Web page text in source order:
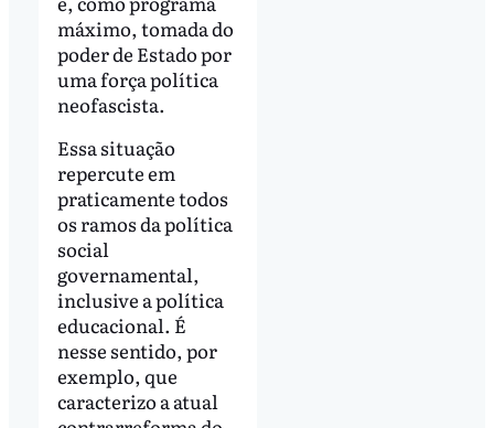
máximo, tomada do
poder de Estado por
uma força política
neofascista.
Essa situação
repercute em
praticamente todos
os ramos da política
social
governamental,
inclusive a política
educacional. É
nesse sentido, por
exemplo, que
caracterizo a atual